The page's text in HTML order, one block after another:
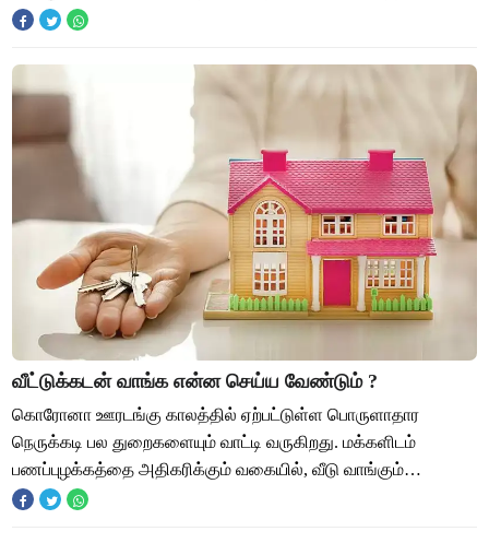
ஆண்டவனுக்குத்தான் வெளிச்சம்”, என்று நினைக்கும் பெற்றோ
வீட்டுக்கடன் வாங்க என்ன செய்ய வேண்டும் ?
கொரோனா ஊரடங்கு காலத்தில் ஏற்பட்டுள்ள பொருளாதார
நெருக்கடி பல துறைகளையும் வாட்டி வருகிறது. மக்களிடம்
பணப்புழக்கத்தை அதிகரிக்கும் வகையில், வீடு வாங்கும்
நடவடிக்கைகளை மத்திய அரசு ஊக்குவித்து வருகிறது. மு